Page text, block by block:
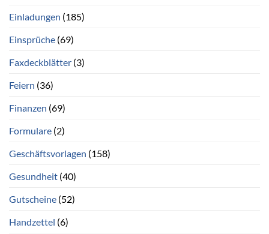
Einladungen (185)
Einsprüche (69)
Faxdeckblätter (3)
Feiern (36)
Finanzen (69)
Formulare (2)
Geschäftsvorlagen (158)
Gesundheit (40)
Gutscheine (52)
Handzettel (6)